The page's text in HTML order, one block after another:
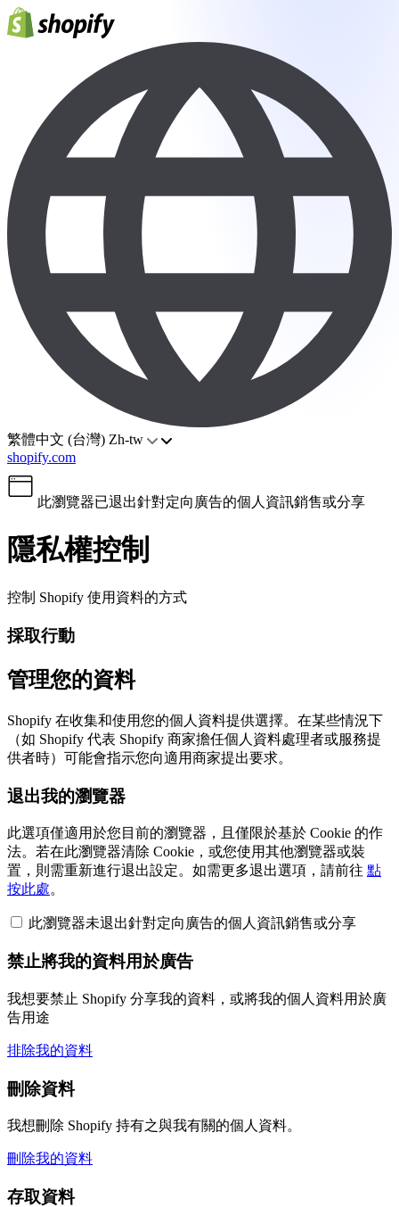
繁體中文 (台灣) Zh-tw
shopify.com
此瀏覽器已退出針對定向廣告的個人資訊銷售或分享
隱私權控制
控制 Shopify 使用資料的方式
採取行動
管理您的資料
Shopify 在收集和使用您的個人資料提供選擇。在某些情況下
（如 Shopify 代表 Shopify 商家擔任個人資料處理者或服務提
供者時）可能會指示您向適用商家提出要求。
退出我的瀏覽器
此選項僅適用於您目前的瀏覽器，且僅限於基於 Cookie 的作
法。若在此瀏覽器清除 Cookie，或您使用其他瀏覽器或裝
置，則需重新進行退出設定。如需更多退出選項，請前往 點
按此處。
此瀏覽器未退出針對定向廣告的個人資訊銷售或分享
禁止將我的資料用於廣告
我想要禁止 Shopify 分享我的資料，或將我的個人資料用於廣
告用途
排除我的資料
刪除資料
我想刪除 Shopify 持有之與我有關的個人資料。
刪除我的資料
存取資料